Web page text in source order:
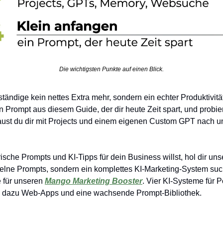
Die wichtigsten Punkte auf einen Blick.
kein nettes Extra mehr, sondern ein echter
Prompt aus diesem Guide, der dir heute Zeit spart, und
du dir mit Projects und einem eigenen Custom GPT nach
Prompts und KI-Tipps für dein Business willst, hol dir
Prompts, sondern ein komplettes KI-Marketing-System
für unseren Mango Marketing Booster. Vier KI-Systeme für
Web-Apps und eine wachsende Prompt-Bibliothek.